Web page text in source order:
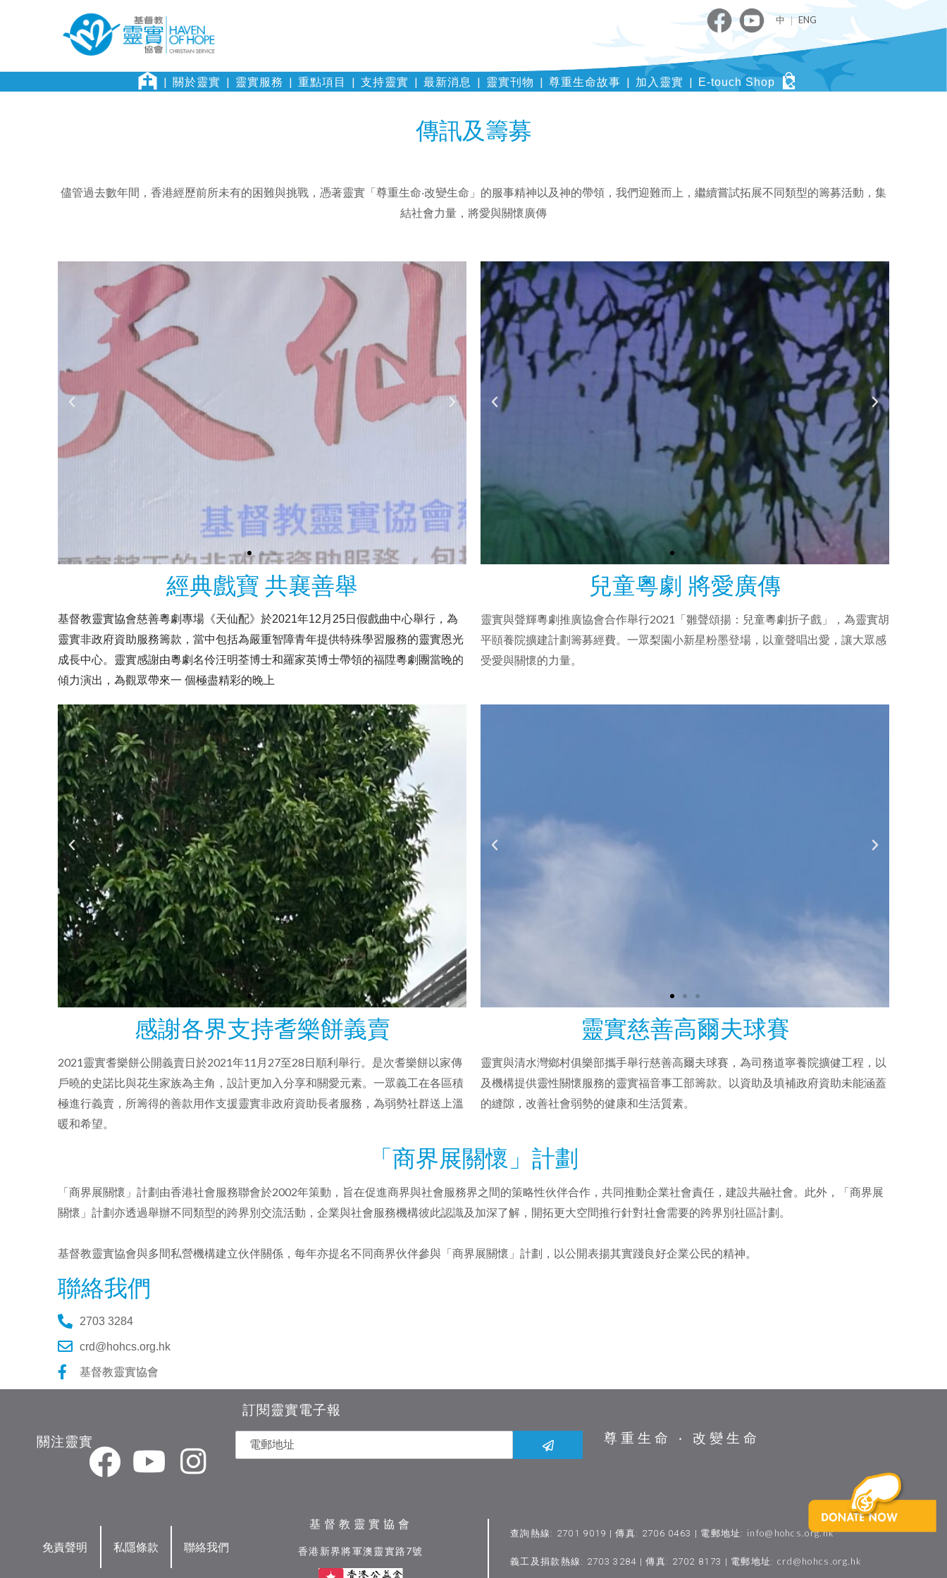
中｜ENG
關於靈實 靈實服務 重點項目 支持靈實 最新消息 靈實刊物 尊重生命故事 加入靈實 E-touch Shop
傳訊及籌募
儘管過去數年間，香港經歷前所未有的困難與挑戰，憑著靈實「尊重生命‧改變生命」的服事精神以及神的帶領，我們迎難而上，繼續嘗試拓展不同類型的籌募活動，集
結社會力量，將愛與關懷廣傳
經典戲寶 共襄善舉
基督教靈實協會慈善粵劇專場《天仙配》於2021年12月25日假戲曲中心舉行，為
靈實非政府資助服務籌款，當中包括為嚴重智障青年提供特殊學習服務的靈實恩光
成長中心。靈實感謝由粵劇名伶汪明荃博士和羅家英博士帶領的福陞粵劇團當晚的
傾力演出，為觀眾帶來一 個極盡精彩的晚上
兒童粵劇 將愛廣傳
靈實與聲輝粵劇推廣協會合作舉行2021「雛聲頌揚：兒童粵劇折子戲」，為靈實胡
平頤養院擴建計劃籌募經費。一眾梨園小新星粉墨登場，以童聲唱出愛，讓大眾感
受愛與關懷的力量。
感謝各界支持耆樂餅義賣
2021靈實耆樂餅公開義賣日於2021年11月27至28日順利舉行。是次耆樂餅以家傳
戶曉的史諾比與花生家族為主角，設計更加入分享和關愛元素。一眾義工在各區積
極進行義賣，所籌得的善款用作支援靈實非政府資助長者服務，為弱勢社群送上溫
暖和希望。
靈實慈善高爾夫球賽
靈實與清水灣鄉村俱樂部攜手舉行慈善高爾夫球賽，為司務道寧養院擴健工程，以
及機構提供靈性關懷服務的靈實福音事工部籌款。以資助及填補政府資助未能涵蓋
的縫隙，改善社會弱勢的健康和生活質素。
「商界展關懷」計劃
「商界展關懷」計劃由香港社會服務聯會於2002年策動，旨在促進商界與社會服務界之間的策略性伙伴合作，共同推動企業社會責任，建設共融社會。此外，「商界展
關懷」計劃亦透過舉辦不同類型的跨界別交流活動，企業與社會服務機構彼此認識及加深了解，開拓更大空間推行針對社會需要的跨界別社區計劃。
基督教靈實協會與多間私營機構建立伙伴關係，每年亦提名不同商界伙伴參與「商界展關懷」計劃，以公開表揚其實踐良好企業公民的精神。
聯絡我們
2703 3284
crd@hohcs.org.hk
基督教靈實協會
關注靈實
訂閱靈實電子報
尊重生命 ‧ 改變生命
免責聲明 私隱條款 聯絡我們
基督教靈實協會
香港新界將軍澳靈實路7號
查詢熱線: 2701 9019 | 傳真: 2706 0463 | 電郵地址: info@hohcs.org.hk
義工及捐款熱線: 2703 3284 | 傳真: 2702 8173 | 電郵地址: crd@hohcs.org.hk